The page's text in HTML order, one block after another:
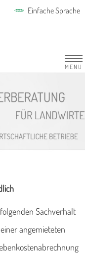
Einfache Sprache
MENU
Sachverhalt
angemieteten